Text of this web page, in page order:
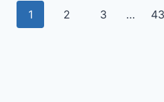
СЕВЕРНАЯ
Навигация
по
1 2 3 … 43